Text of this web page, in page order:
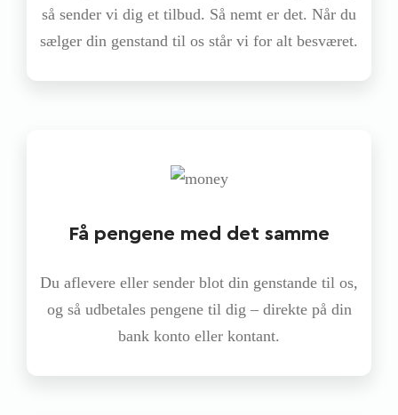
så sender vi dig et tilbud. Så nemt er det. Når du
sælger din genstand til os står vi for alt besværet.
Få pengene med det samme
Du aflevere eller sender blot din genstande til os,
og så udbetales pengene til dig – direkte på din
bank konto eller kontant.